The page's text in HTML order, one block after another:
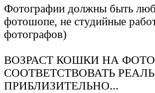
Фотографии должны быть
фотошопе, не студийные
фотографов)
ВОЗРАСТ КОШКИ НА
СООТВЕТСТВОВАТЬ
ПРИБЛИЗИТЕЛЬНО...